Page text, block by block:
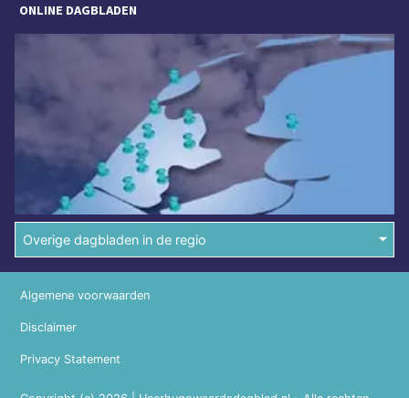
ONLINE DAGBLADEN
Overige dagbladen in de regio
Algemene voorwaarden
Disclaimer
Privacy Statement